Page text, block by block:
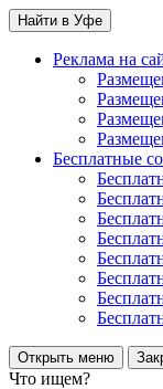
Найти в Уфе
Реклама на
Бесплатные
Открыть меню
Что ищем?